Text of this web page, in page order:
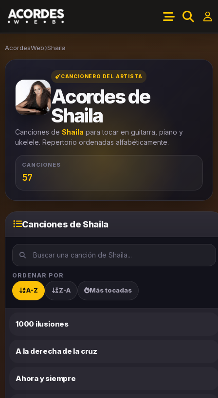
AcordesWeb Shaila
CANCIONERO DEL ARTISTA
Acordes de
Shaila
Canciones de Shaila para tocar en guitarra, piano y
ukelele. Repertorio ordenadas alfabéticamente.
CANCIONES
57
Canciones de Shaila
ORDENAR POR
A-Z Z-A Más tocadas
1000 ilusiones
A la derecha de la cruz
Ahora y siempre